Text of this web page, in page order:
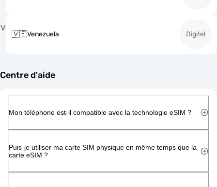
V
🇻🇪Venezuela Digitel
Centre d'aide
Mon téléphone est-il compatible avec la technologie eSIM ?
Puis-je utiliser ma carte SIM physique en même temps que la
carte eSIM ?